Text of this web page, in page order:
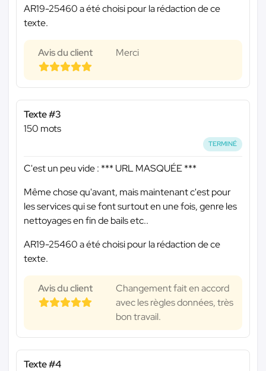
AR19-25460 a été choisi pour la rédaction de ce
texte.
Avis du client Merci
Texte #3
150 mots
TERMINÉ
C'est un peu vide : *** URL MASQUÉE ***
Même chose qu'avant, mais maintenant c'est pour
les services qui se font surtout en une fois, genre les
nettoyages en fin de bails etc..
AR19-25460 a été choisi pour la rédaction de ce
texte.
Avis du client
Changement fait en accord
avec les règles données, très
bon travail.
Texte #4